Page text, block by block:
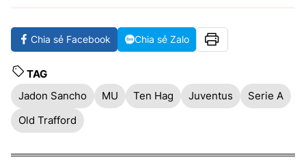
Chia sẻ Facebook Chia sẻ Zalo
TAG
Jadon Sancho
MU Ten Hag Juventus
Serie A
Old Trafford